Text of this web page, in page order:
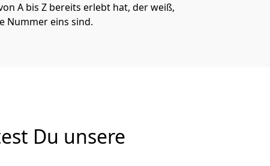
A bis Z bereits erlebt hat, der weiß,
Nummer eins sind.
Du unsere